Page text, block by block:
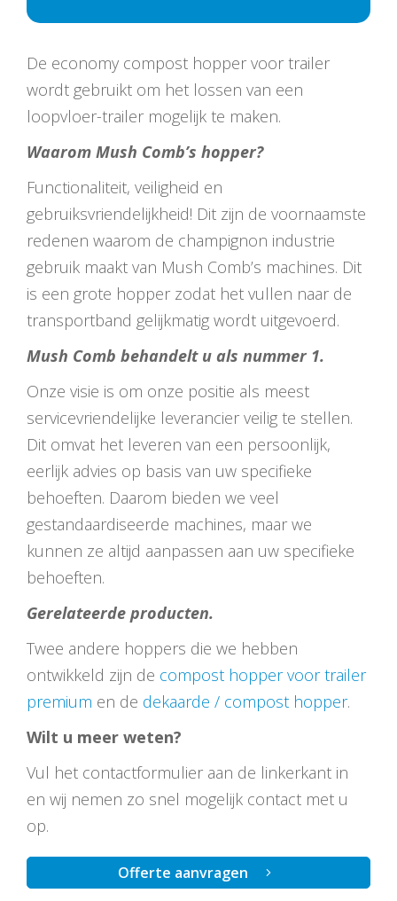
De economy compost hopper voor trailer
wordt gebruikt om het lossen van een
loopvloer-trailer mogelijk te maken.
Waarom Mush Comb’s hopper?
Functionaliteit, veiligheid en
gebruiksvriendelijkheid! Dit zijn de voornaamste
redenen waarom de champignon industrie
gebruik maakt van Mush Comb’s machines. Dit
is een grote hopper zodat het vullen naar de
transportband gelijkmatig wordt uitgevoerd.
Mush Comb behandelt u als nummer 1.
Onze visie is om onze positie als meest
servicevriendelijke leverancier veilig te stellen.
Dit omvat het leveren van een persoonlijk,
eerlijk advies op basis van uw specifieke
behoeften. Daarom bieden we veel
gestandaardiseerde machines, maar we
kunnen ze altijd aanpassen aan uw specifieke
behoeften.
Gerelateerde producten.
Twee andere hoppers die we hebben
ontwikkeld zijn de compost hopper voor trailer
premium en de dekaarde / compost hopper.
Wilt u meer weten?
Vul het contactformulier aan de linkerkant in
en wij nemen zo snel mogelijk contact met u
op.
Offerte aanvragen